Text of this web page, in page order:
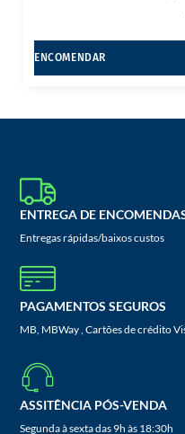
ENCOMENDAR
ENTREGA DE
Entregas rápidas/baixos custos
PAGAMENTOS SEGUROS
MB, MBWay , Cartões de crédito
ASSITÊNCIA PÓS-VENDA
Segunda à sexta das 9h às 18:30h